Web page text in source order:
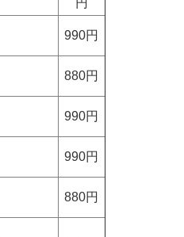
円
990円
880円
990円
990円
880円